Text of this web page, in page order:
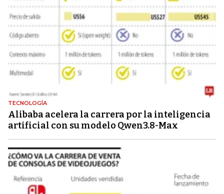
TECNOLOGÍA
Alibaba acelera la carrera por la inteligencia
artificial con su modelo Qwen3.8-Max